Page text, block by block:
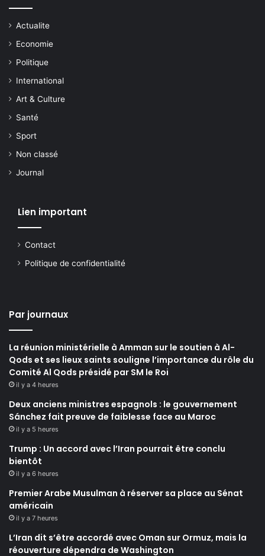
Actualite
Economie
Politique
International
Art & Culture
Santé
Sport
Non classé
Journal
Lien important
Contact
Politique de confidentialité
Par journaux
La réunion ministérielle à Amman sur le soutien à Al-
Qods et ses lieux saints souligne l’importance du rôle du
Comité Al Qods présidé par SM le Roi
il y a 4 heures
Deux anciens ministres espagnols : le gouvernement
Sánchez fait preuve de faiblesse face au Maroc
il y a 5 heures
Trump : Un accord avec l’Iran pourrait être conclu
bientôt
il y a 6 heures
Premier Arabe Musulman à réserver sa place au Sénat
américain
il y a 7 heures
L’Iran dit s’être accordé avec Oman sur Ormuz, mais la
réouverture dépendra de Washington